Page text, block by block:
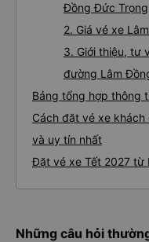
Đồng Đức Trọng
2. Giá vé xe
3. Giới thiệu, tư
đường Lâm
Bảng tổng hợp thông
Cách đặt vé xe
và uy tín nhất
Đặt vé xe Tết 2027 từ
Những câu hỏi